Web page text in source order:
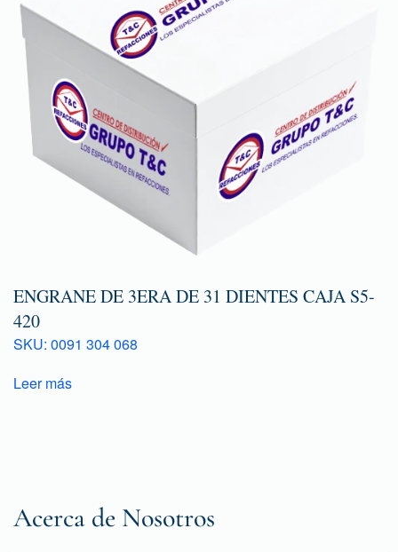
ENGRANE DE 3ERA DE 31 DIENTES CAJA S5-
420
SKU: 0091 304 068
Leer más
Acerca de Nosotros